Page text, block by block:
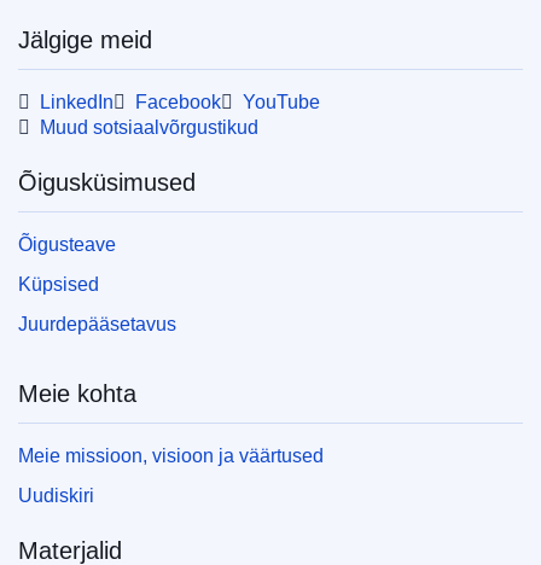
Jälgige meid
LinkedIn Facebook
YouTube
Muud sotsiaalvõrgustikud
Õigusküsimused
Õigusteave
Küpsised
Juurdepääsetavus
Meie kohta
Meie missioon, visioon ja väärtused
Uudiskiri
Materjalid